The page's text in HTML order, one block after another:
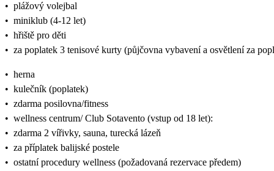
• plážový volejbal
• miniklub (4-12 let)
• hřiště pro děti
• za poplatek 3 tenisové kurty (půjčovna vybavení a osvětlení za
• herna
• kulečník (poplatek)
• zdarma posilovna/fitness
• wellness centrum/ Club Sotavento (vstup od 18 let):
• zdarma 2 vířivky, sauna, turecká lázeň
• za příplatek balijské postele
• ostatní procedury wellness (požadovaná rezervace předem)